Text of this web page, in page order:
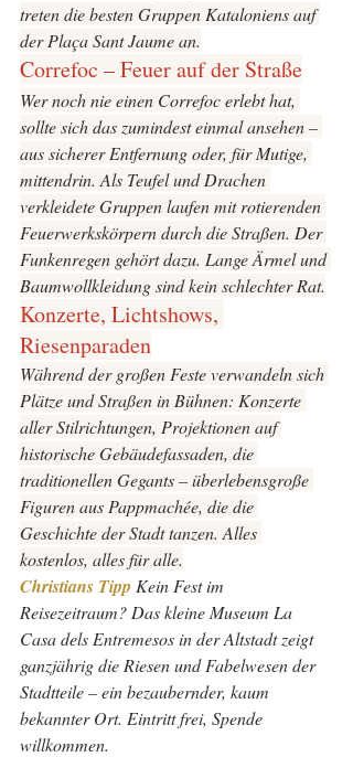
treten die besten Gruppen Kataloniens auf
der Plaça Sant Jaume an.
Correfoc – Feuer auf der Straße
Wer noch nie einen Correfoc erlebt hat,
sollte sich das zumindest einmal ansehen –
aus sicherer Entfernung oder, für Mutige,
mittendrin. Als Teufel und Drachen
verkleidete Gruppen laufen mit rotierenden
Feuerwerkskörpern durch die Straßen. Der
Funkenregen gehört dazu. Lange Ärmel und
Baumwollkleidung sind kein schlechter Rat.
Konzerte, Lichtshows,
Riesenparaden
Während der großen Feste verwandeln sich
Plätze und Straßen in Bühnen: Konzerte
aller Stilrichtungen, Projektionen auf
historische Gebäudefassaden, die
traditionellen Gegants – überlebensgroße
Figuren aus Pappmachée, die die
Geschichte der Stadt tanzen. Alles
kostenlos, alles für alle.
Christians Tipp Kein Fest im
Reisezeitraum? Das kleine Museum La
Casa dels Entremesos in der Altstadt zeigt
ganzjährig die Riesen und Fabelwesen der
Stadtteile – ein bezaubernder, kaum
bekannter Ort. Eintritt frei, Spende
willkommen.